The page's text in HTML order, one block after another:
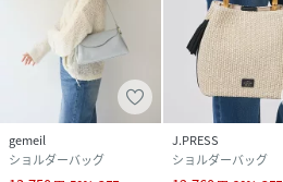
gemeil
ショルダーバッグ
J.PRESS
ショルダーバッグ